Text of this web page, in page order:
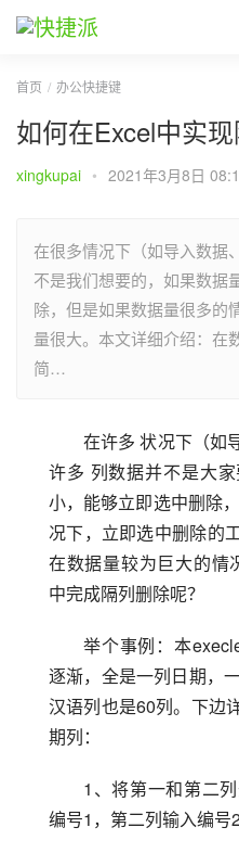
首页 办公快捷键
如何在Excel中实
xingkupai • 2021年3月8日
在很多情况下（如导入数据
不是我们想要的，如果数据
除，但是如果数据量很多的
量很大。本文详细介绍：在
简…
在许多 状况下（如
许多 列数据并不是大
小，能够立即选中删除
况下，立即选中删除的
在数据量较为巨大的情
中完成隔列删除呢？
举个事例：本
逐渐，全是一列日期，
汉语列也是60列。下边
期列：
1、将第一和第二
编号1，第二列输入编号2